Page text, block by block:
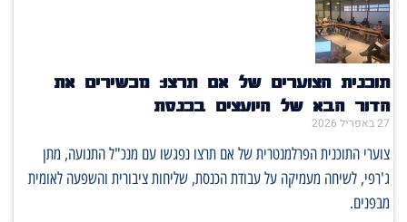
תוכנית הצוערים של אם תרצו: מכשירים את
הדור הבא של היועצים בכנסת
27 באפריל 2026
צוערי התוכנית הפרלמנטרית של אם תרצו נפגשו עם מנכ"ל התנועה, מתן
ג'רפי, לשיחה מעמיקה על עבודת הכנסת, שליחות ציבורית והשפעה לאומית
מבפנים.